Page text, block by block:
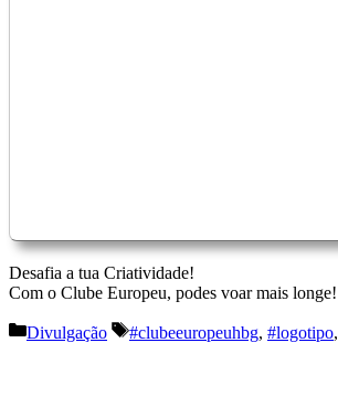
Desafia a tua Criatividade!
Com o Clube Europeu, podes voar mais longe!
Categorias
Divulgação Etiquetas
#clubeeuropeuhbg, #logotipo,